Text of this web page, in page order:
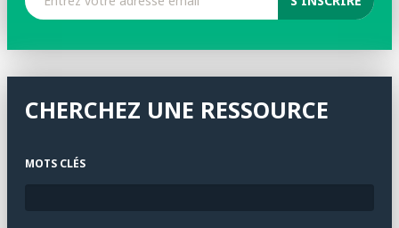
CHERCHEZ UNE RESSOURCE
MOTS CLÉS